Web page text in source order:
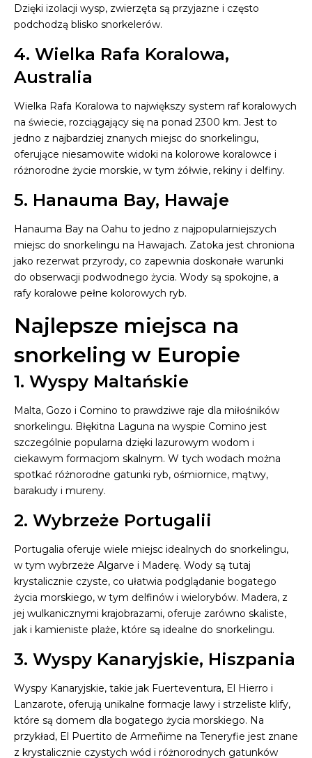
Dzięki izolacji wysp, zwierzęta są przyjazne i często
podchodzą blisko snorkelerów.
4. Wielka Rafa Koralowa,
Australia
Wielka Rafa Koralowa to największy system raf koralowych
na świecie, rozciągający się na ponad 2300 km. Jest to
jedno z najbardziej znanych miejsc do snorkelingu,
oferujące niesamowite widoki na kolorowe koralowce i
różnorodne życie morskie, w tym żółwie, rekiny i delfiny.
5. Hanauma Bay, Hawaje
Hanauma Bay na Oahu to jedno z najpopularniejszych
miejsc do snorkelingu na Hawajach. Zatoka jest chroniona
jako rezerwat przyrody, co zapewnia doskonałe warunki
do obserwacji podwodnego życia. Wody są spokojne, a
rafy koralowe pełne kolorowych ryb.
Najlepsze miejsca na
snorkeling w Europie
1. Wyspy Maltańskie
Malta, Gozo i Comino to prawdziwe raje dla miłośników
snorkelingu. Błękitna Laguna na wyspie Comino jest
szczególnie popularna dzięki lazurowym wodom i
ciekawym formacjom skalnym. W tych wodach można
spotkać różnorodne gatunki ryb, ośmiornice, mątwy,
barakudy i mureny.
2. Wybrzeże Portugalii
Portugalia oferuje wiele miejsc idealnych do snorkelingu,
w tym wybrzeże Algarve i Maderę. Wody są tutaj
krystalicznie czyste, co ułatwia podglądanie bogatego
życia morskiego, w tym delfinów i wielorybów. Madera, z
jej wulkanicznymi krajobrazami, oferuje zarówno skaliste,
jak i kamieniste plaże, które są idealne do snorkelingu.
3. Wyspy Kanaryjskie, Hiszpania
Wyspy Kanaryjskie, takie jak Fuerteventura, El Hierro i
Lanzarote, oferują unikalne formacje lawy i strzeliste klify,
które są domem dla bogatego życia morskiego. Na
przykład, El Puertito de Armeñime na Teneryfie jest znane
z krystalicznie czystych wód i różnorodnych gatunków